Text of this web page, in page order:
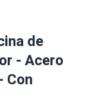
de
- Acero
Con